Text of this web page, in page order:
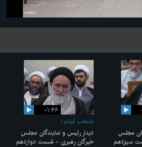
مجلس
سیزدهم
۰۱:۴۶
منتخب فیلم
دیدار رئیس و نمایندگان مجلس
خبرگان رهبری - قسمت دوازدهم